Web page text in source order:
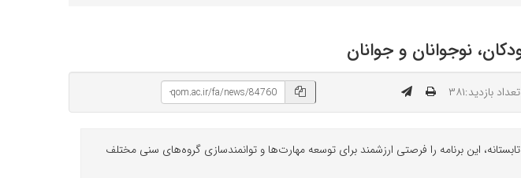
نوجوانان و جوانان
تعداد بازدید:۳۸۱
این برنامه را فرصتی ارزشمند برای توسعه مهارت‌ها و توانمندسازی گروه‌های سنی مختلف